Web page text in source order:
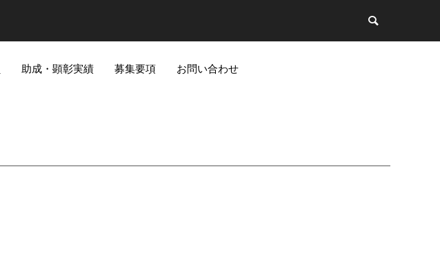
助成・顕彰実績 募集要項 お問い合わせ